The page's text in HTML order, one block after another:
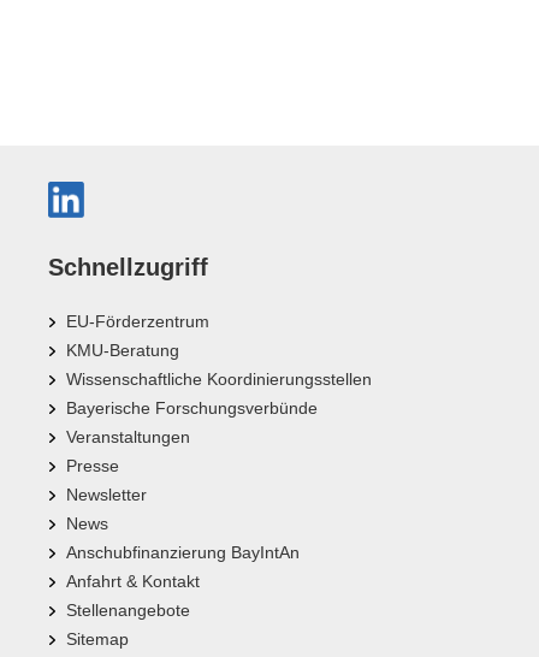
Schnellzugriff
EU-Förderzentrum
KMU-Beratung
Wissenschaftliche Koordinierungsstellen
Bayerische Forschungsverbünde
Veranstaltungen
Presse
Newsletter
News
Anschubfinanzierung BayIntAn
Anfahrt & Kontakt
Stellenangebote
Sitemap